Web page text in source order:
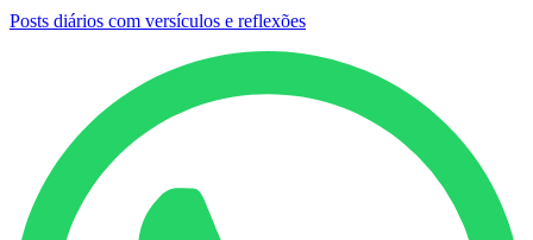
Posts diários com versículos e reflexões